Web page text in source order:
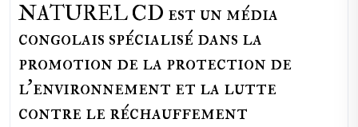
NATUREL CD est un média
congolais spécialisé dans la
promotion de la protection de
l’environnement et la lutte
contre le réchauffement